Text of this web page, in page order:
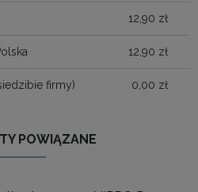
12,90 zł
12,90 zł
firmy) 0,00 zł
POWIĄZANE